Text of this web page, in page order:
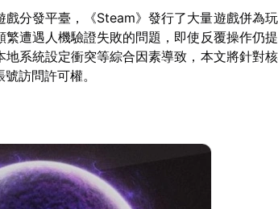
分發平臺，《Steam》發行了大量遊戲併為玩
遭遇人機驗證失敗的問題，即使反覆操作仍
地系統設定衝突等綜合因素導致，本文將針對
訪問許可權。